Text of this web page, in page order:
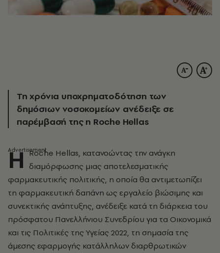
Τη χρόνια υποχρηματοδότηση των
δημόσιων νοσοκομείων ανέδειξε σε
παρέμβασή της η Roche Hellas
Η Roche Hellas, κατανοώντας την ανάγκη
διαμόρφωσης μιας αποτελεσματικής
φαρμακευτικής πολιτικής, η οποία θα αντιμετωπίζει
τη φαρμακευτική δαπάνη ως εργαλείο βιώσιμης και
συνεκτικής ανάπτυξης, ανέδειξε κατά τη διάρκεια του
πρόσφατου Πανελλήνιου Συνεδρίου για τα Οικονομικά
και τις Πολιτικές της Υγείας 2022, τη σημασία της
άμεσης εφαρμογής κατάλληλων διαρθρωτικών